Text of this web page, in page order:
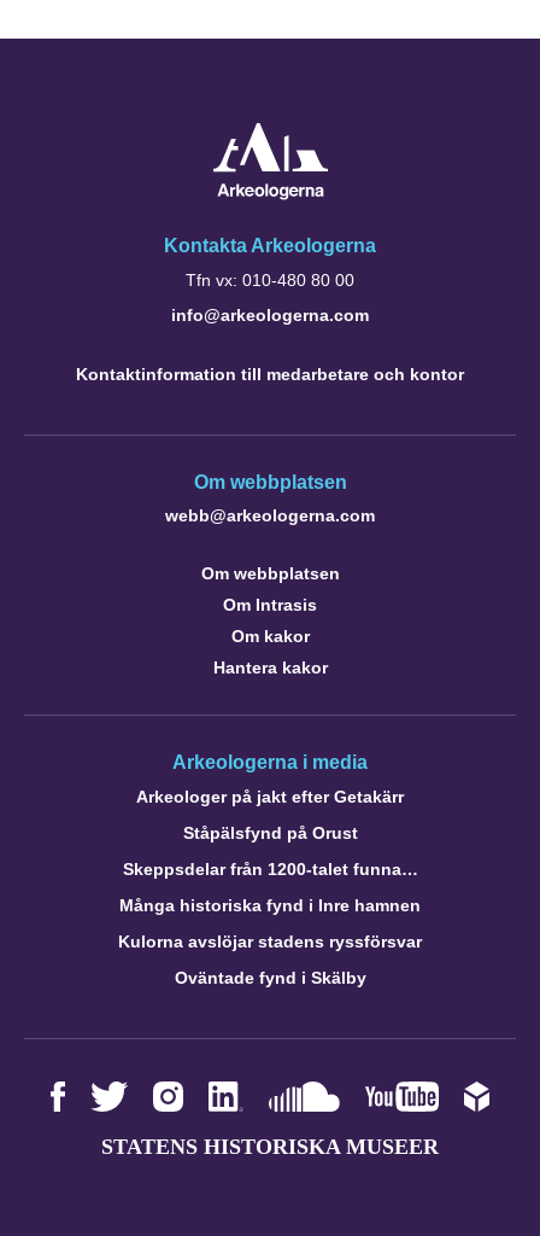
Kontakta Arkeologerna
Tfn vx: 010-480 80 00
info@arkeologerna.com
Kontaktinformation till medarbetare och kontor
Om webbplatsen
webb@arkeologerna.com
Om webbplatsen
Om Intrasis
Om kakor
Hantera kakor
Arkeologerna i media
Arkeologer på jakt efter Getakärr
Ståpälsfynd på Orust
Skeppsdelar från 1200-talet funna…
Många historiska fynd i Inre hamnen
Kulorna avslöjar stadens ryssförsvar
Oväntade fynd i Skälby
STATENS HISTORISKA MUSEER